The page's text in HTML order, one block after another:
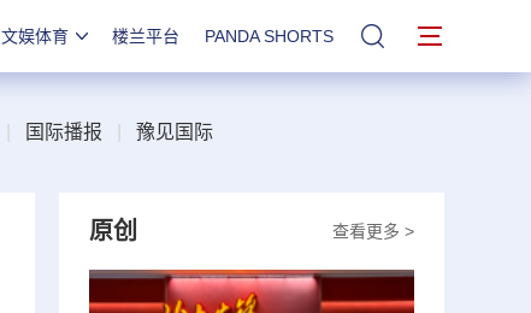
文娱体育 楼兰平台 PANDA SHORTS 站内搜索
国际播报 豫见国际
查看更多 >
原创